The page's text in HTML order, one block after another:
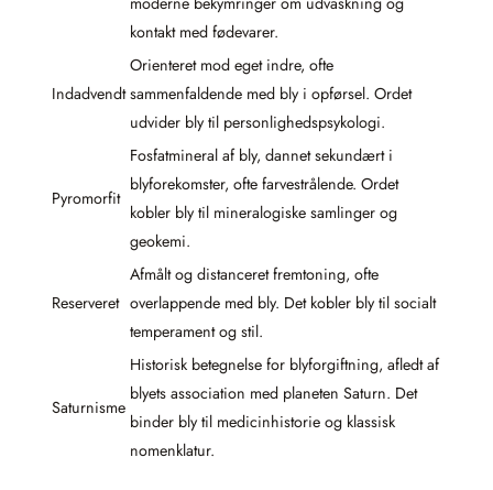
kontakt med fødevarer.
Indadvendt
Orienteret mod eget indre, ofte
sammenfaldende med bly i opførsel. Ordet
udvider bly til personlighedspsykologi.
Pyromorfit
Fosfatmineral af bly, dannet sekundært i
blyforekomster, ofte farvestrålende. Ordet
kobler bly til mineralogiske samlinger og
geokemi.
Reserveret
Afmålt og distanceret fremtoning, ofte
overlappende med bly. Det kobler bly til socialt
temperament og stil.
Saturnisme
Historisk betegnelse for blyforgiftning, afledt af
blyets association med planeten Saturn. Det
binder bly til medicinhistorie og klassisk
nomenklatur.